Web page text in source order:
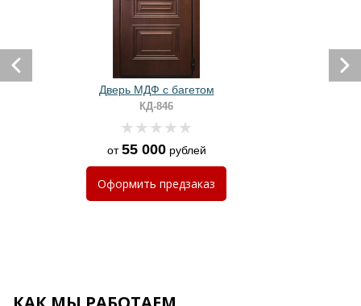
Дверь МДФ с багетом
КД-846
от55 000рублей
Оформить предзаказ